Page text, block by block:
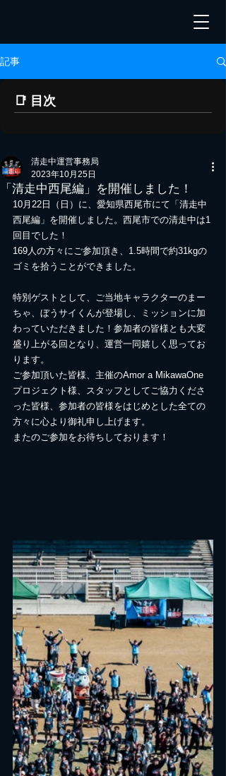
記事
📑 目次
「清走中西尾編」を開催しました！
清走中運営事務局
2023年10月25日
10月22日（日）に、愛知県西尾市にて「清走中
西尾編」を開催しました。西尾市での清走中は1
回目でした！
169人の方々にご参加頂き、1.5時間で約31kgの
ゴミを拾うことができました。
特別ゲストとして、ご当地キャラクターのまー
ちゃ、ぼうサイくんが登場し、ミッションに加
わっていただきました！参加者の皆様とも大変
盛り上がる回となり、運営一同嬉しく思ってお
ります。
ご参加頂いた皆様、主催のAmor a MikawaOne
プロジェクト様、スタッフとしてご協力くださ
った皆様、参加者の皆様をはじめとした全ての
方々に心より御礼申し上げます。
またのご参加をお待ちしております！